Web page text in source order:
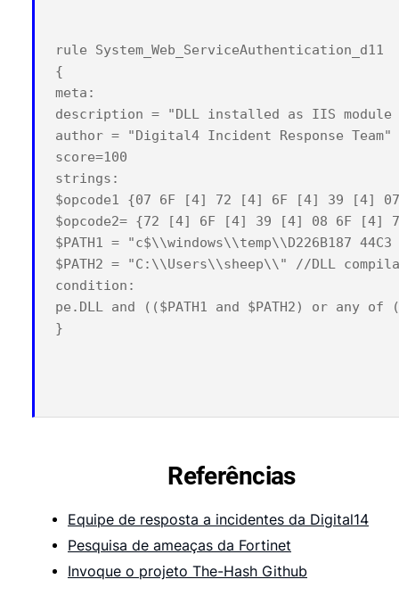
rule System_Web_ServiceAuthentication_d11
{
meta:
description = "DLL installed as IIS
author = "Digital4 Incident Response Team"
score=100
strings:
$opcode1 {07 6F [4] 72 [4] 6F [4] 39 [4]
$opcode2= {72 [4] 6F [4] 39 [4] 08 6F
$PATH1 = "c$\\windows\\temp\\D226B187
$PATH2 = "C:\\Users\\sheep\\" //DLL
condition:
pe.DLL and (($PATH1 and $PATH2) or any
}
Referências
Equipe de resposta a incidentes da Digital14
Pesquisa de ameaças da Fortinet
Invoque o projeto The-Hash Github